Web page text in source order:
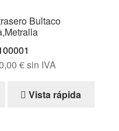
Bultaco
€Rango
precios:
sin IVA
Este
producto
Vista rápida